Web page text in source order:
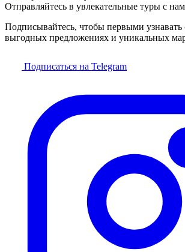
Отправляйтесь в увлекательные туры с
Подписывайтесь, чтобы первыми узнавать
выгодных предложениях и уникальных
Подписаться на Telegram